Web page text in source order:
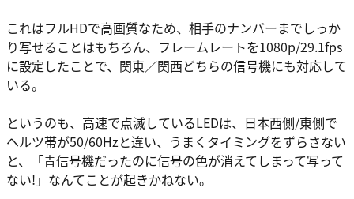
これはフルHDで高画質なため、相手のナンバーまでしっか
り写せることはもちろん、フレームレートを1080p/29.1fps
に設定したことで、関東／関西どちらの信号機にも対応して
いる。
というのも、高速で点滅しているLEDは、日本西側/東側で
ヘルツ帯が50/60Hzと違い、うまくタイミングをずらさない
と、「青信号機だったのに信号の色が消えてしまって写って
ない!」なんてことが起きかねない。